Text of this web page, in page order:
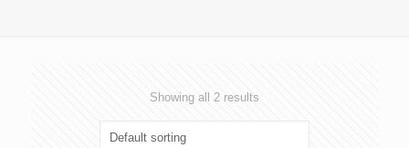
Showing all 2 results